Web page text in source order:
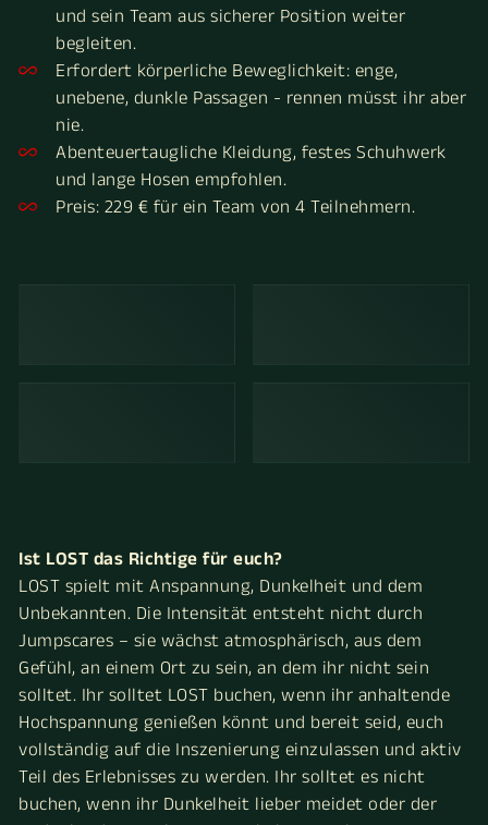
und sein Team aus sicherer Position weiter
begleiten.
Erfordert körperliche Beweglichkeit: enge,
unebene, dunkle Passagen - rennen müsst ihr aber
nie.
Abenteuertaugliche Kleidung, festes Schuhwerk
und lange Hosen empfohlen.
Preis: 229 € für ein Team von 4 Teilnehmern.
Ist LOST das Richtige für euch?
LOST spielt mit Anspannung, Dunkelheit und dem
Unbekannten. Die Intensität entsteht nicht durch
Jumpscares – sie wächst atmosphärisch, aus dem
Gefühl, an einem Ort zu sein, an dem ihr nicht sein
solltet. Ihr solltet LOST buchen, wenn ihr anhaltende
Hochspannung genießen könnt und bereit seid, euch
vollständig auf die Inszenierung einzulassen und aktiv
Teil des Erlebnisses zu werden. Ihr solltet es nicht
buchen, wenn ihr Dunkelheit lieber meidet oder der